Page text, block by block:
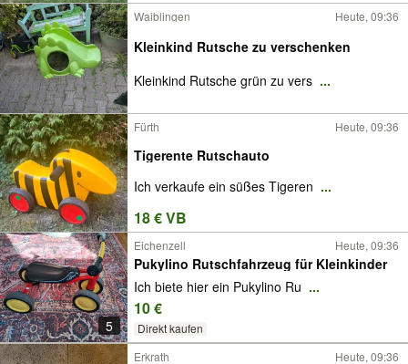
Waiblingen Heute, 09:36
Kleinkind Rutsche zu verschenken
Kleinkind Rutsche grün zu vers ...
Fürth Heute, 09:36
Tigerente Rutschauto
Ich verkaufe ein süßes Tigeren ...
18 € VB
5
Eichenzell Heute, 09:36
Pukylino Rutschfahrzeug für Kleinkinder
Ich biete hier ein Pukylino Ru ...
10 €
Direkt kaufen
Erkrath Heute, 09:36